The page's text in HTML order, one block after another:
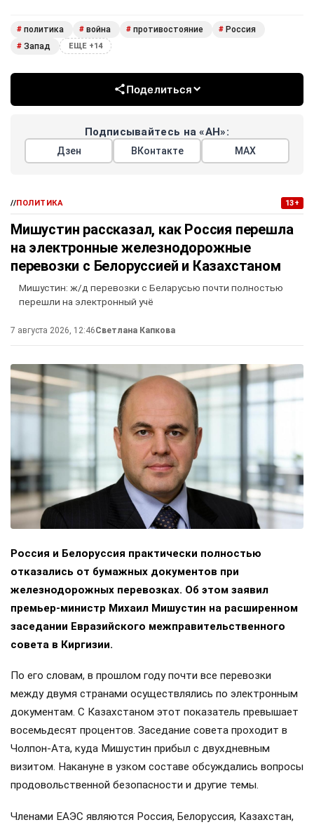
# политика # война # противостояние # Россия
# Запад ЕЩЕ +14
Поделиться
Подписывайтесь на «АН»:
Дзен ВКонтакте МАХ
//ПОЛИТИКА 13+
Мишустин рассказал, как Россия перешла
на электронные железнодорожные
перевозки с Белоруссией и Казахстаном
Мишустин: ж/д перевозки с Беларусью почти полностью
перешли на электронный учё
7 августа 2026, 12:46Светлана Капкова
Россия и Белоруссия практически полностью
отказались от бумажных документов при
железнодорожных перевозках. Об этом заявил
премьер-министр Михаил Мишустин на расширенном
заседании Евразийского межправительственного
совета в Киргизии.
По его словам, в прошлом году почти все перевозки
между двумя странами осуществлялись по электронным
документам. С Казахстаном этот показатель превышает
восемьдесят процентов. Заседание совета проходит в
Чолпон-Ата, куда Мишустин прибыл с двухдневным
визитом. Накануне в узком составе обсуждались вопросы
продовольственной безопасности и другие темы.
Членами ЕАЭС являются Россия, Белоруссия, Казахстан,